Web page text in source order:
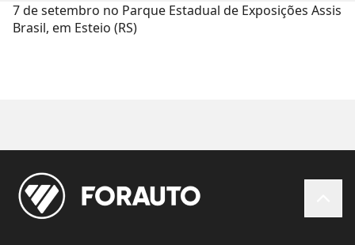
7 de setembro no Parque Estadual de Exposições Assis
Brasil, em Esteio (RS)